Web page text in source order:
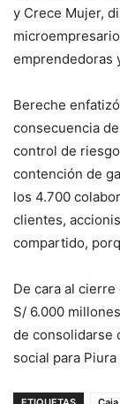
y Crece Mujer,
emprendedoras
Bereche
consecuencia
control de
contención de
los 4.700
clientes,
compartido,
De cara al
S/ 6.000
de consolidarse
social para